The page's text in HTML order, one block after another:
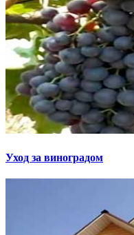
Уход за виноградом